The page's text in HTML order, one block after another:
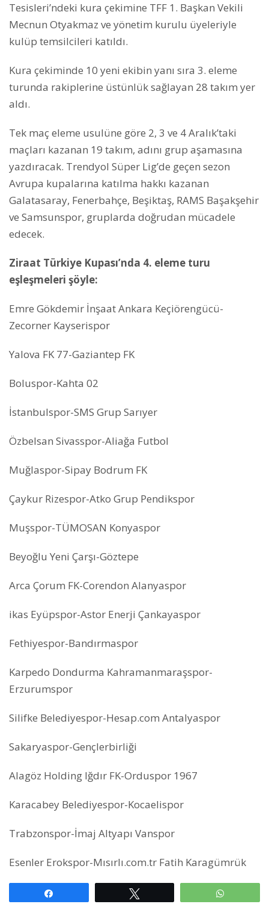
Tesisleri’ndeki kura çekimine TFF 1. Başkan Vekili
Mecnun Otyakmaz ve yönetim kurulu üyeleriyle
kulüp temsilcileri katıldı.
Kura çekiminde 10 yeni ekibin yanı sıra 3. eleme
turunda rakiplerine üstünlük sağlayan 28 takım yer
aldı.
Tek maç eleme usulüne göre 2, 3 ve 4 Aralık’taki
maçları kazanan 19 takım, adını grup aşamasına
yazdıracak. Trendyol Süper Lig’de geçen sezon
Avrupa kupalarına katılma hakkı kazanan
Galatasaray, Fenerbahçe, Beşiktaş, RAMS Başakşehir
ve Samsunspor, gruplarda doğrudan mücadele
edecek.
Ziraat Türkiye Kupası’nda 4. eleme turu
eşleşmeleri şöyle:
Emre Gökdemir İnşaat Ankara Keçiörengücü-
Zecorner Kayserispor
Yalova FK 77-Gaziantep FK
Boluspor-Kahta 02
İstanbulspor-SMS Grup Sarıyer
Özbelsan Sivasspor-Aliağa Futbol
Muğlaspor-Sipay Bodrum FK
Çaykur Rizespor-Atko Grup Pendikspor
Muşspor-TÜMOSAN Konyaspor
Beyoğlu Yeni Çarşı-Göztepe
Arca Çorum FK-Corendon Alanyaspor
ikas Eyüpspor-Astor Enerji Çankayaspor
Fethiyespor-Bandırmaspor
Karpedo Dondurma Kahramanmaraşspor-
Erzurumspor
Silifke Belediyespor-Hesap.com Antalyaspor
Sakaryaspor-Gençlerbirliği
Alagöz Holding Iğdır FK-Orduspor 1967
Karacabey Belediyespor-Kocaelispor
Trabzonspor-İmaj Altyapı Vanspor
Esenler Erokspor-Mısırlı.com.tr Fatih Karagümrük